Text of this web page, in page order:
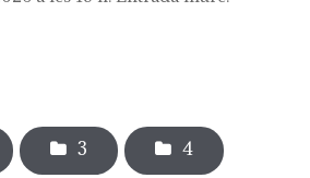
presentació del llibre "càntirs
zoomorfisme al càntir: de
3 4